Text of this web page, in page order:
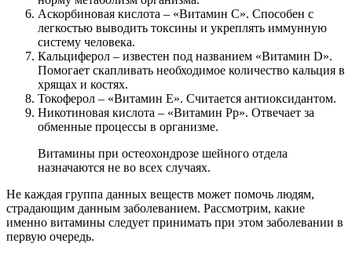
Аскорбиновая кислота – «Витамин С». Способен с
легкостью выводить токсины и укреплять иммунную
систему человека.
Кальциферол – известен под названием «Витамин D».
Помогает скапливать необходимое количество кальция в
хрящах и костях.
Токоферол – «Витамин Е». Считается антиоксидантом.
Никотиновая кислота – «Витамин Рр». Отвечает за
обменные процессы в организме.
Витамины при остеохондрозе шейного отдела
назначаются не во всех случаях.
Не каждая группа данных веществ может помочь людям,
страдающим данным заболеванием. Рассмотрим, какие
именно витамины следует принимать при этом заболевании в
первую очередь.